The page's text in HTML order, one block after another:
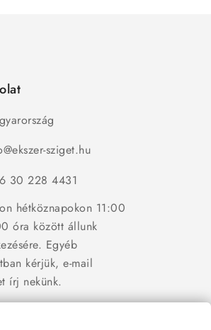
sziget.hu
30 228 4431
hétköznapokon 11:00
óra között állunk
Egyéb
kérjük, e-mail
írj nekünk.